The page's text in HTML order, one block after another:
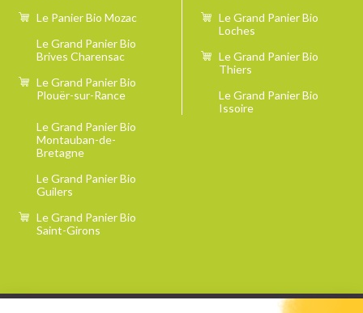
Le Panier Bio Mozac
Le Grand Panier Bio
Brives Charensac
Le Grand Panier Bio
Plouër-sur-Rance
Le Grand Panier Bio
Loches
Le Grand Panier Bio
Thiers
Le Grand Panier Bio
Issoire
Le Grand Panier Bio
Montauban-de-
Bretagne
Le Grand Panier Bio
Guilers
Le Grand Panier Bio
Saint-Girons